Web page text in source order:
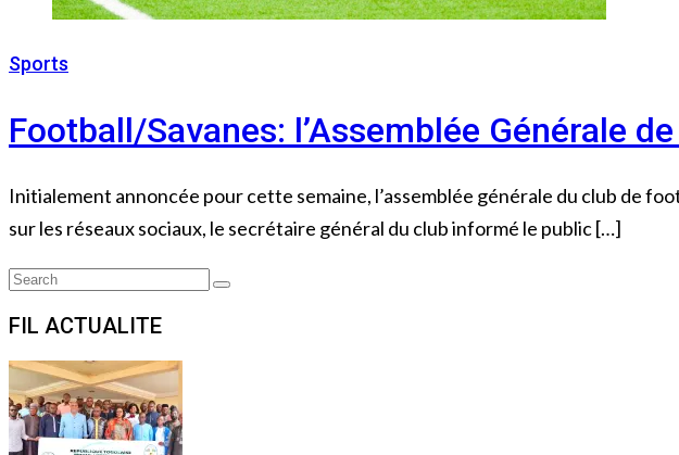
Sports
Football/Savanes: l’Assemblée Générale
Initialement annoncée pour cette semaine, l’assemblée générale du club de
sur les réseaux sociaux, le secrétaire général du club informé le public […]
Search
Search
FIL ACTUALITE